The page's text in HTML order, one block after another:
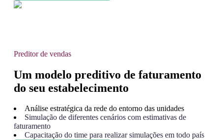
Preditor de vendas
Um modelo preditivo de faturamento
do seu estabelecimento
Análise estratégica da rede do entorno das unidades
Simulação de diferentes cenários com estimativas de
faturamento
Capacitação do time para realizar simulações em todo país